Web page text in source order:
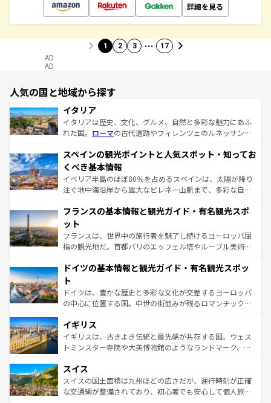
詳細を見る
1 2 3 … 17
AD
AD
人気の国と地域から探す
イタリア
イタリアは歴史、文化、グルメ、自然と多彩な魅力にあふ
れた国。 ローマの古代遺跡やフィレンツェのルネッサンス
ろん、トスカーナの美しい田園風景やアマルフィ海岸の絶
景など、自然景観も見逃せない。観光の合間には、本場の
ピザやパスタなど、絶品のイタリア料理を堪能することも
できる。朝目覚めてから夜眠るまで、すべての瞬間を楽し
なお、新着のイタリア情報はコンテンツ一覧を参照してほ
しい。
スペインの観光ポイントと人気スポット・知ってお
くべき基本情報
イベリア半島のほぼ80％を占めるスペインは、太陽が降り
注ぐ地中海沿岸から雄大なピレネー山脈まで、多彩な自然
文化が根付くこの国では、情熱的なフラメンコ、熱気あふ
れる闘牛、そして美味しいタパスが生活の一部となってい
る。首都マドリードの洗練された雰囲気や、バルセロナの
アートに溢れた街角から、地方では古代ローマ遺跡や中世
せる。地方によって風土や気候が異なるスペインはその個
ンテンツ一覧 を参照してほしい。
フランスの基本情報と観光ガイド・有名観光スポ
ット
フランスは、世界中の旅行者を魅了し続けるヨーロッパ屈
指の観光地だ。首都パリのエッフェル塔やルーブル美術館
で、幅広い魅力が詰まっている。華麗な宮殿、歴史的な大
聖堂、美しいビーチ、そして豊かな自然が、訪れる者を心
から魅了する。また、フランスは美食の国としても知ら
れ、フランス料理はユネスコ無形文化遺産にも登録されて
香り高いラベンダー畑など、多彩な楽しみ方が可能だ。さ
らに、パリ以外の地域にも魅力が溢れており、どの街角に
も豊かな歴史と文化が息づいている。パリ以外の個性あふ
を参照してほしい。
ドイツの基本情報と観光ガイド・有名観光スポッ
ト
ドイツは、豊かな歴史と多彩な文化が交差するヨーロッパ
の中心に位置する国。中世の街並みが残るロマンチック街
顔を持つこの国は、どこを歩いても飽きることがない。ベ
ルリンの文化的活気、バイエルン州のアルプスの絶景、そ
してライン川沿いのワイン畑といった風景は必見。ビール
は、お酒好きな人にはぜひ体験してほしい。 なお、新着の
ドイツ情報はコンテンツ一覧を参照してほしい。
イギリス
イギリスは、古きよき伝統と最先端が共存する国。ウェス
トミンスター寺院や大英博物館のようなランドマーク、歴
リアごとに異なる魅力がある。また、優雅なアフタヌーン
ティー、ビール好きにはたまらない英国パブ、サッカー観
戦など、本場だからこそできる体験も豊富。イギリスを旅
スイス
スイスの国土面積は九州ほどの広さだが、運行時刻が正確
な交通網が整備されており、初心者でも安心して個人旅行